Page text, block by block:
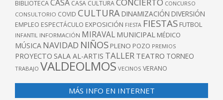
BIBLIOTECACASA CASA CULTURA
CONCURSO
CONSULTORIO COVID CULTURA DINAMIZACIÓN DIVERSIÓN
EMPLEO ESPECTÁCULO EXPOSICIÓN FIESTA FIESTAS FUTBOL
INFANTIL INFORMACIÓN MIRAVAL MUNICIPAL MÉDICO
MÚSICA NAVIDAD NIÑOS PLENO POZO PREMIOS
PROYECTO SALA AL-ARTIS TALLER TEATRO TORNEO
TRABAJO VALDEOLMOS VECINOS VERANO
MÁS INFO EN INTERNET